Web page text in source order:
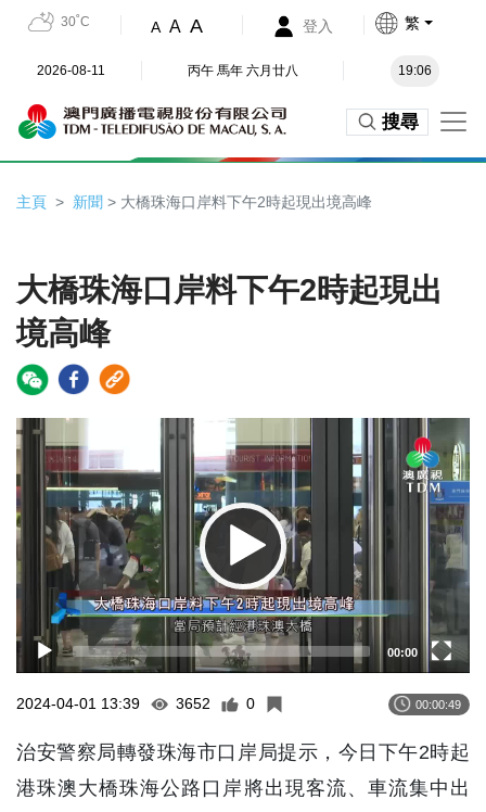
30˚C A A A 登入 繁
2026-08-11 丙午 馬年 六月廿八 19:06
搜尋
主頁 新聞 > 大橋珠海口岸料下午2時起現出境高峰
大橋珠海口岸料下午2時起現出
境高峰
Video
Player
00:00
2024-04-01 13:39 3652 0 00:00:49
治安警察局轉發珠海市口岸局提示，今日下午2時起
港珠澳大橋珠海公路口岸將出現客流、車流集中出